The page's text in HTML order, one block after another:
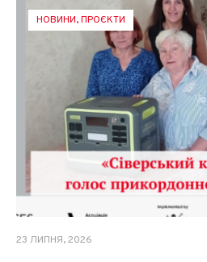
НОВИНИ,ПРОЄКТИ
23 ЛИПНЯ, 2026